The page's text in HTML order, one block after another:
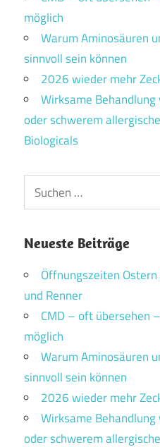
möglich
Warum Aminosäuren
sinnvoll sein können
2026 wieder mehr
Wirksame
oder schwerem
Biologicals
Suchen
nach:
Neueste Beiträge
Öffnungszeiten
und Renner
CMD – oft übersehen
möglich
Warum Aminosäuren
sinnvoll sein können
2026 wieder mehr
Wirksame
oder schwerem